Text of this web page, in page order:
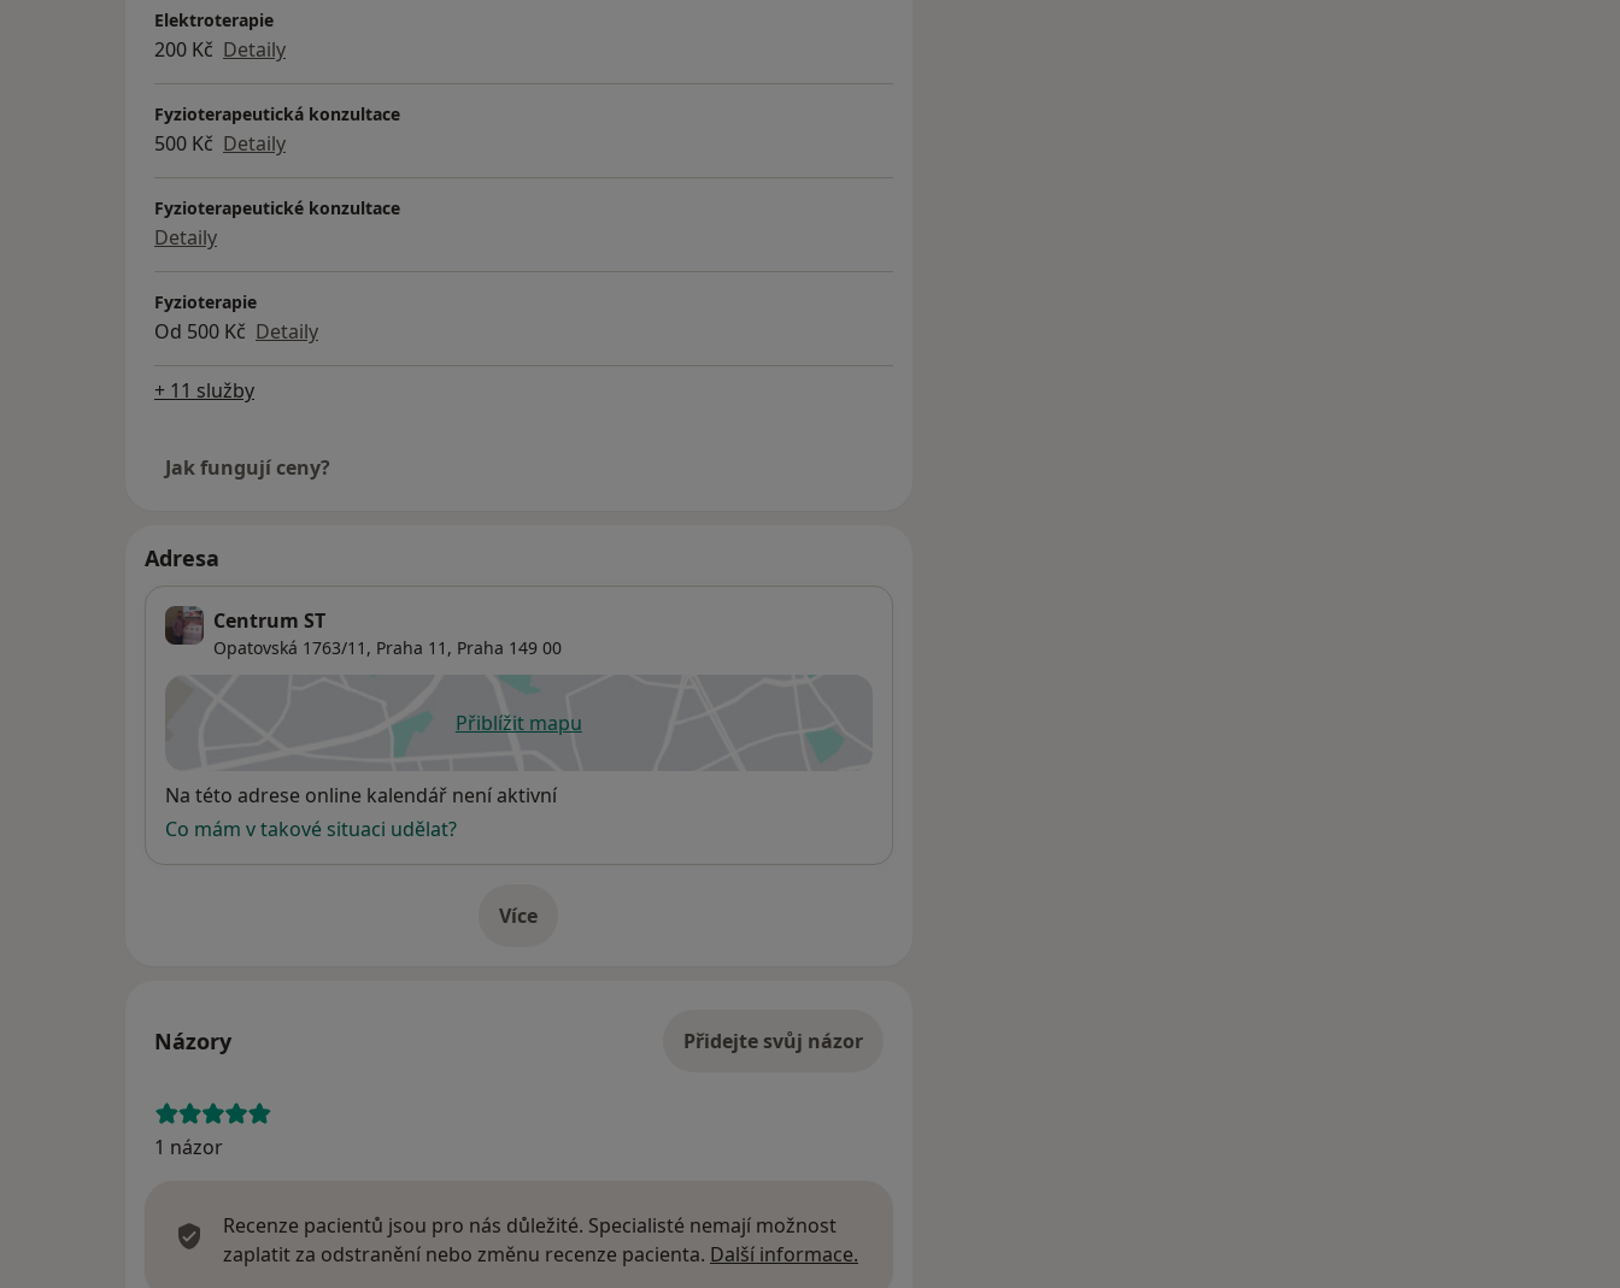
Elektroterapie
200 Kč Detaily
Fyzioterapeutická konzultace
500 Kč Detaily
Fyzioterapeutické konzultace
Detaily
Fyzioterapie
Od 500 Kč Detaily
+ 11 služby
Jak fungují ceny?
Adresa
Centrum ST
Opatovská 1763/11, Praha 11 , Praha 149 00
Přiblížit mapuse otevře v nové záložce
Dostupnost
Na této adrese online kalendář není aktivní
Co mám v takové situaci udělat?
Víceo adrese
Názory Přidejte svůj názor
1 názor
Recenze pacientů jsou pro nás důležité. Specialisté nemají možnost
zaplatit za odstranění nebo změnu recenze pacienta. Další informace.